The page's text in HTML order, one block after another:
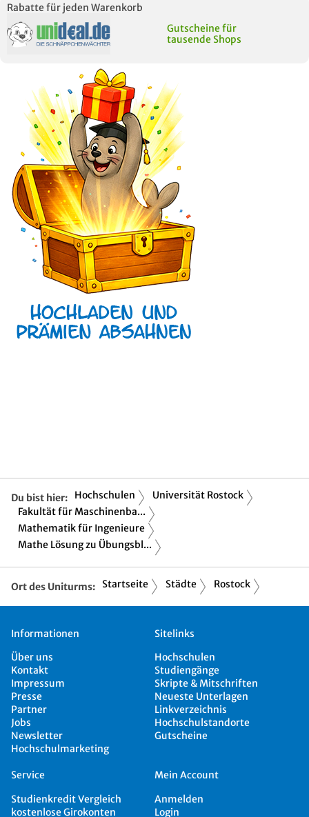
Rabatte für jeden Warenkorb
Gutscheine für
tausende Shops
Du bist hier: Hochschulen
Universität Rostock
Fakultät für Maschinenba...
Mathematik für Ingenieure
Mathe Lösung zu Übungsbl...
Ort des Uniturms: Startseite Städte Rostock
Informationen
Über uns
Kontakt
Impressum
Presse
Partner
Jobs
Newsletter
Hochschulmarketing
Sitelinks
Hochschulen
Studiengänge
Skripte & Mitschriften
Neueste Unterlagen
Linkverzeichnis
Hochschulstandorte
Gutscheine
Service
Studienkredit Vergleich
kostenlose Girokonten
Mein Account
Anmelden
Login